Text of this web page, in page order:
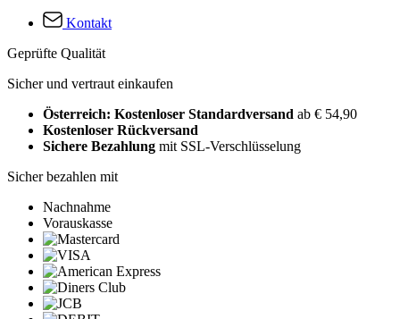
Kontakt
Geprüfte Qualität
Sicher und vertraut einkaufen
Österreich: Kostenloser Standardversand ab € 54,90
Kostenloser Rückversand
Sichere Bezahlung mit SSL-Verschlüsselung
Sicher bezahlen mit
Nachnahme
Vorauskasse